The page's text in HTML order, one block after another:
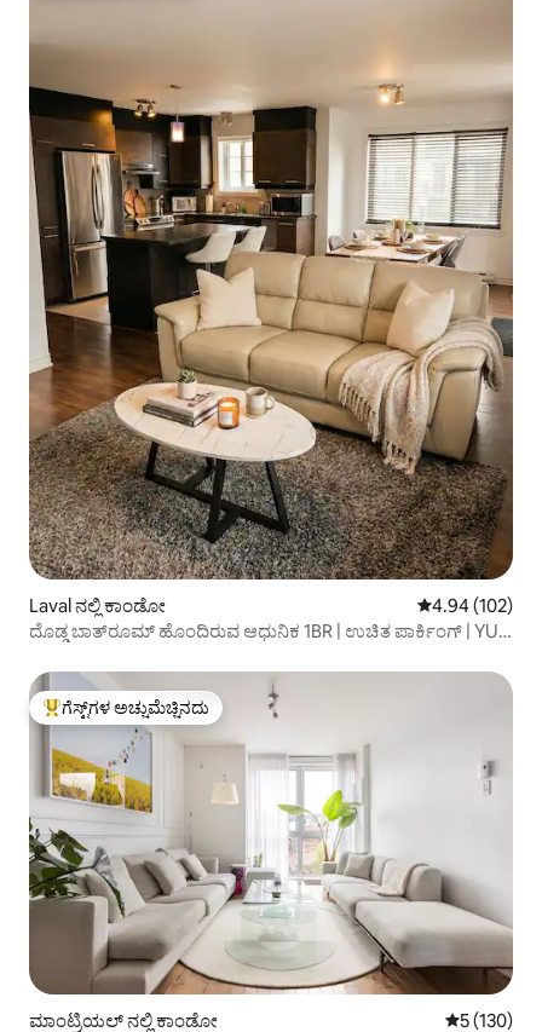
Laval ನಲ್ಲಿ ಕಾಂಡೋ 5 ರಲ್ಲಿ 4.94
4.94 (102)
ದೊಡ್ಡ ಬಾತ್‌ರೂಮ್ ಹೊಂದಿರುವ ಆಧುನಿಕ 1BR | ಉಚಿತ ಪಾರ್ಕಿಂಗ್ | YUL
ಗೆಸ್ಟ್‌ಗಳಿಗೆ ಅತಿ ಹೆಚ್ಚು ಅಚ್ಚುಮೆಚ್ಚಿನದು
ಗೆಸ್ಟ್‌ಗಳ ಅಚ್ಚುಮೆಚ್ಚಿನದು
ಮಾಂಟ್ರಿಯಲ್ ನಲ್ಲಿ ಕಾಂಡೋ 5 ರಲ್ಲಿ 5
5 (130)